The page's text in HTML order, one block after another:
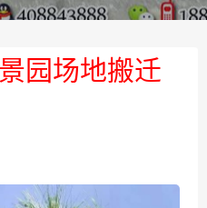
园场地搬迁